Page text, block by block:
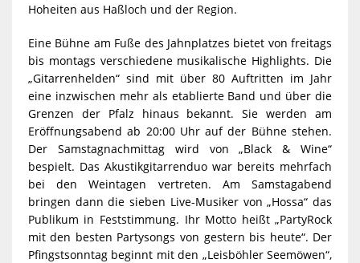
Hoheiten aus Haßloch und der Region.
Eine Bühne am Fuße des Jahnplatzes bietet von freitags
bis montags verschiedene musikalische Highlights. Die
„Gitarrenhelden“ sind mit über 80 Auftritten im Jahr
eine inzwischen mehr als etablierte Band und über die
Grenzen der Pfalz hinaus bekannt. Sie werden am
Eröffnungsabend ab 20:00 Uhr auf der Bühne stehen.
Der Samstagnachmittag wird von „Black & Wine“
bespielt. Das Akustikgitarrenduo war bereits mehrfach
bei den Weintagen vertreten. Am Samstagabend
bringen dann die sieben Live-Musiker von „Hossa“ das
Publikum in Feststimmung. Ihr Motto heißt „PartyRock
mit den besten Partysongs von gestern bis heute“. Der
Pfingstsonntag beginnt mit den „Leisböhler Seemöwen“,